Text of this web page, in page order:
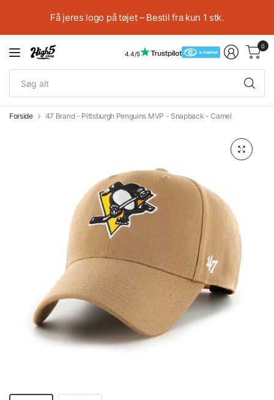
Få jeres logo på tøjet – Bestil fra kun 1 stk.
4.4/5
0
Forside 47 Brand - Pittsburgh Penguins MVP - Snapback - Camel